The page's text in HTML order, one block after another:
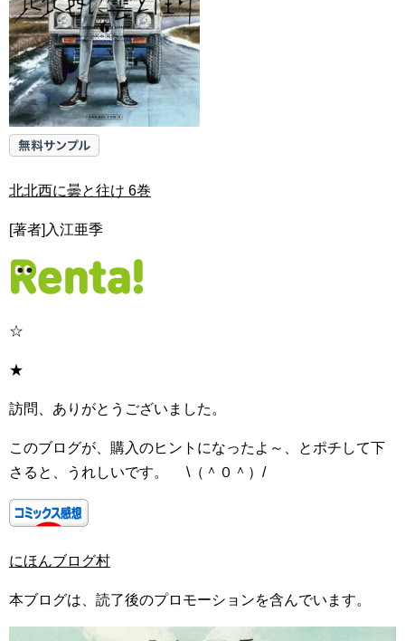
北北西に曇と往け 6巻
[著者]入江亜季
☆
★
訪問、ありがとうございました。
このブログが、購入のヒントになったよ～、とポチして下
さると、うれしいです。 \（＾０＾）/
にほんブログ村
本ブログは、読了後のプロモーションを含んでいます。